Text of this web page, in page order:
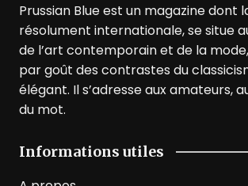
Prussian Blue est un magazine dont
résolument internationale, se situe
de l’art contemporain et de la
par goût des contrastes du
élégant. Il s’adresse aux amateurs,
du mot.
Informations utiles